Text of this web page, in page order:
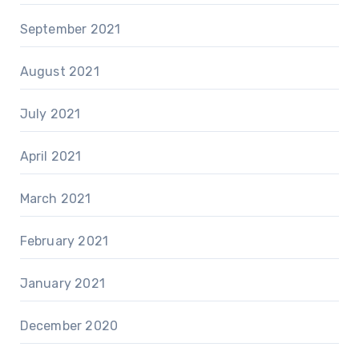
September 2021
August 2021
July 2021
April 2021
March 2021
February 2021
January 2021
December 2020